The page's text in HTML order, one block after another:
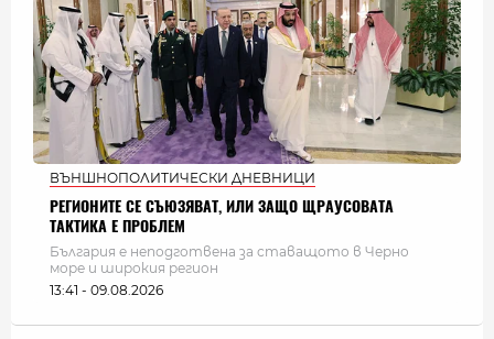
ВЪНШНОПОЛИТИЧЕСКИ ДНЕВНИЦИ
РЕГИОНИТЕ СЕ СЪЮЗЯВАТ, ИЛИ ЗАЩО ЩРАУСОВАТА
ТАКТИКА Е ПРОБЛЕМ
България e неподготвена за ставащото в Черно
море и широкия регион
13:41 - 09.08.2026